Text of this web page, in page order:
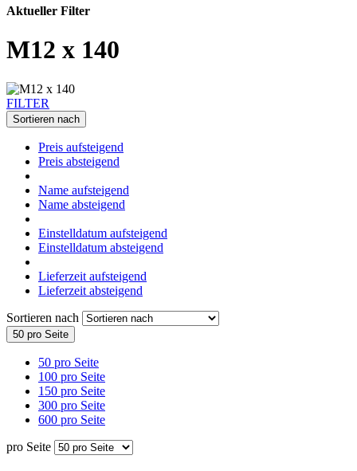
Aktueller Filter
M12 x 140
FILTER
Sortieren nach
Preis aufsteigend
Preis absteigend
Name aufsteigend
Name absteigend
Einstelldatum aufsteigend
Einstelldatum absteigend
Lieferzeit aufsteigend
Lieferzeit absteigend
Sortieren nach
50 pro Seite
50 pro Seite
100 pro Seite
150 pro Seite
300 pro Seite
600 pro Seite
pro Seite